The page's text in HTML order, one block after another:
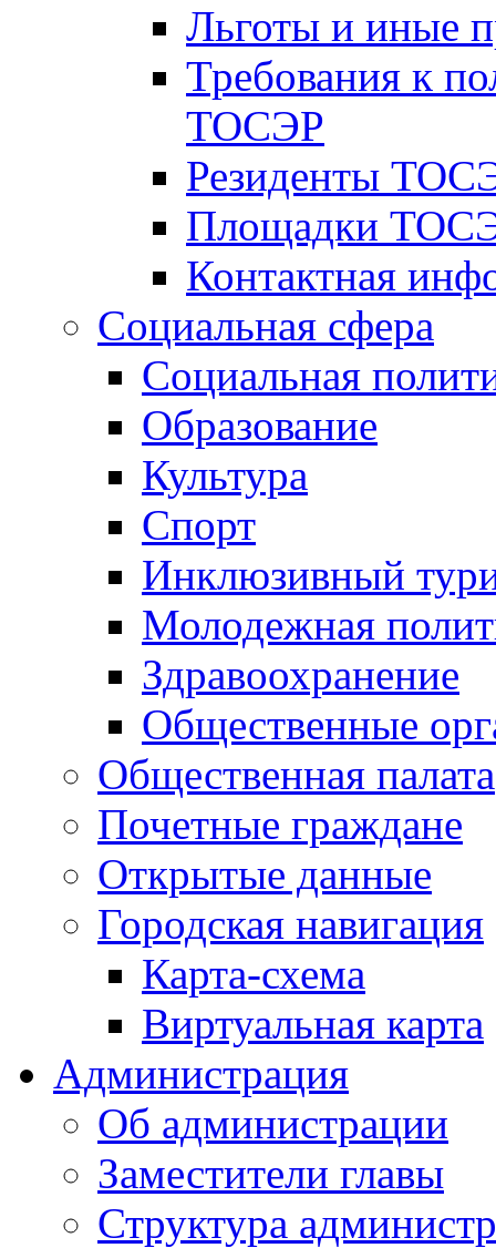
Льготы и иные
Требования к
ТОСЭР
Резиденты
Площадки
Контактная
Социальная сфера
Социальная
Образование
Культура
Спорт
Инклюзивный
Молодежная
Здравоохранение
Общественные
Общественная палата
Почетные граждане
Открытые данные
Городская навигация
Карта-схема
Виртуальная карта
Администрация
Об администрации
Заместители главы
Структура